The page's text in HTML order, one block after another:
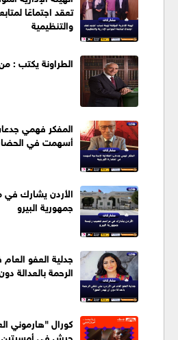
تعقد اجتماعًا
والتنظيمية
الطراونة يكتب :
المفكر فهمي
أسهمت في
الأردن يشارك
جمهورية البيرو
جدلية العفو
الرحمة بالعدالة
كورال "هارموني